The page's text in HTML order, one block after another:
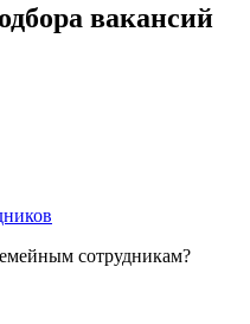
вакансий
сотрудникам?